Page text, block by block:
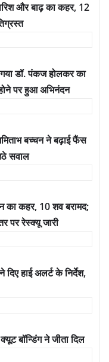
और बाढ़ का कहर, 12
डॉ. पंकज होलकर का
पर हुआ अभिनंदन
बच्चन ने बढ़ाई फैंस
सवाल
का कहर, 10 शव बरामद;
पर रेस्क्यू जारी
दिए हाई अलर्ट के निर्देश,
बॉन्डिंग ने जीता दिल